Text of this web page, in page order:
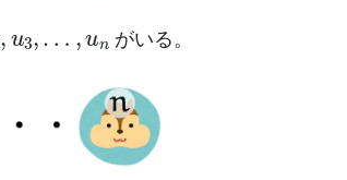
がいる。